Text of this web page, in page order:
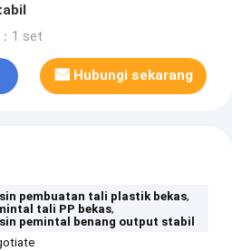
1 set
Hubungi sekarang
pembuatan tali plastik bekas,
tali PP bekas,
pemintal benang output stabil